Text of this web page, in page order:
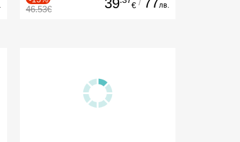
46.53€ € лв.